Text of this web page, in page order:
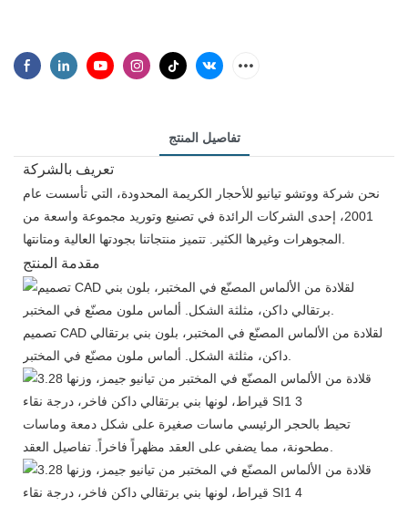
تفاصيل المنتج
تعريف بالشركة
نحن شركة ووتشو تيانيو للأحجار الكريمة المحدودة، التي تأسست عام
2001، إحدى الشركات الرائدة في تصنيع وتوريد مجموعة واسعة من
مقدمة المنتج
تصميم CAD لقلادة من الألماس المصنّع في المختبر، بلون بني برتقالي
تحيط بالحجر الرئيسي ماسات صغيرة على شكل دمعة وماسات